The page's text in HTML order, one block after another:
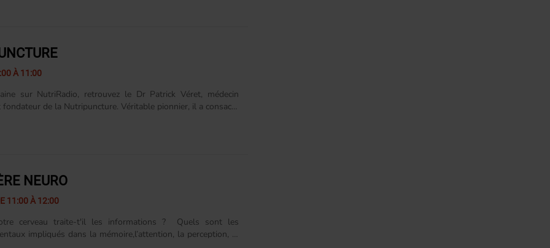
des découvertes scientifiques aux témoignages
pour un......
À 11:00
sur NutriRadio, retrouvez le Dr Patrick Véret, médecin
fondateur de la Nutripuncture. Véritable pionnier, il a consacré
le Dr Véret......
NEURO
11:00 À 12:00
cerveau traite-t'il les informations ? Quels sont les
impliqués dans la mémoire,l’attention, la perception, la